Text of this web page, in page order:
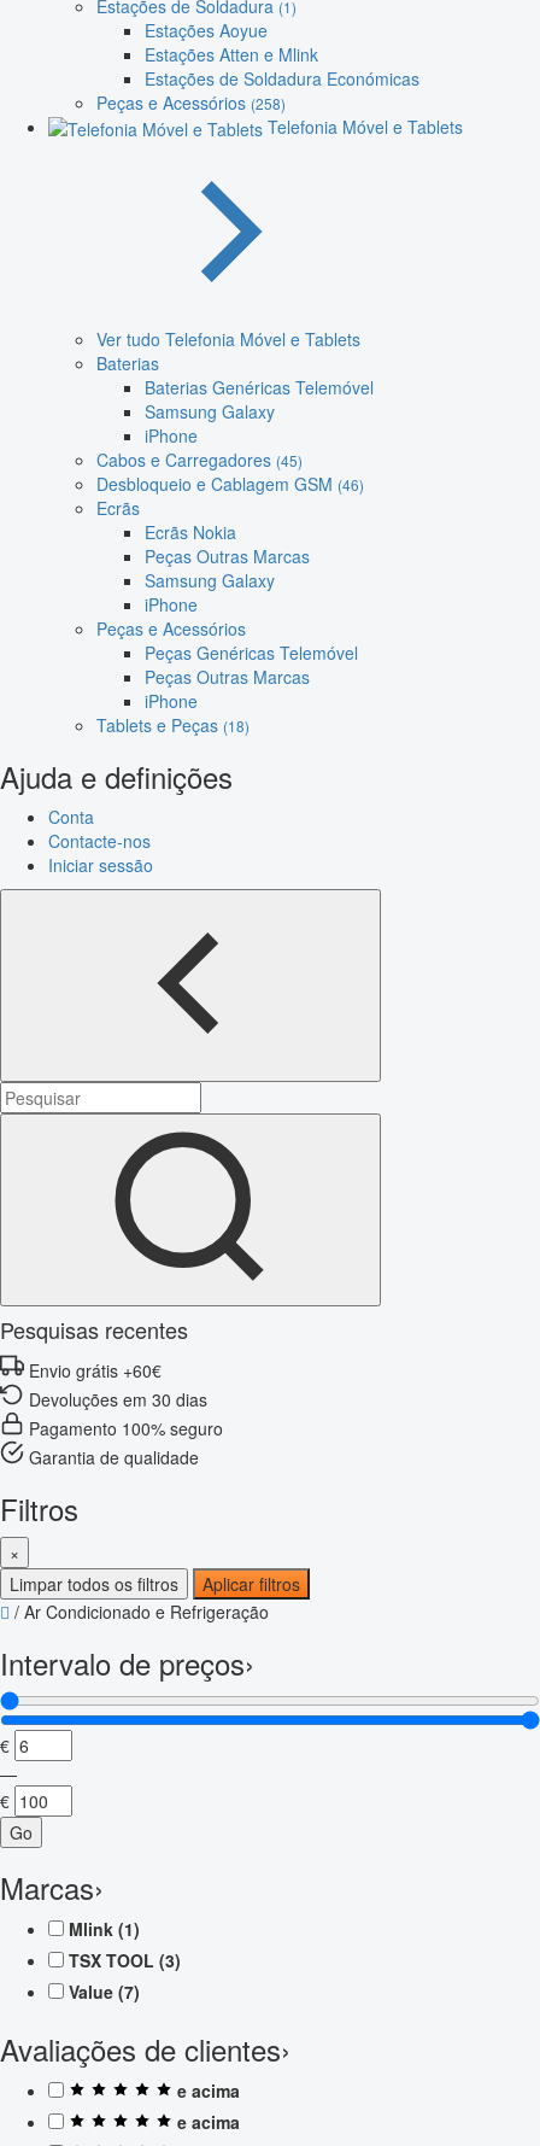
Estações de Soldadura (1)
Estações Aoyue
Estações Atten e Mlink
Estações de Soldadura Económicas
Peças e Acessórios (258)
Telefonia Móvel e Tablets
Ver tudo Telefonia Móvel e Tablets
Baterias
Baterias Genéricas Telemóvel
Samsung Galaxy
iPhone
Cabos e Carregadores (45)
Desbloqueio e Cablagem GSM (46)
Ecrãs
Ecrãs Nokia
Peças Outras Marcas
Samsung Galaxy
iPhone
Peças e Acessórios
Peças Genéricas Telemóvel
Peças Outras Marcas
iPhone
Tablets e Peças (18)
Ajuda e definições
Conta
Contacte-nos
Iniciar sessão
Pesquisas recentes
Envio grátis +60€
Devoluções em 30 dias
Pagamento 100% seguro
Garantia de qualidade
Filtros
×
Limpar todos os filtros
Aplicar filtros
/ Ar Condicionado e Refrigeração
Intervalo de preços›
€
—
€
Go
Marcas›
Mlink (1)
TSX TOOL (3)
Value (7)
Avaliações de clientes›
e acima
e acima